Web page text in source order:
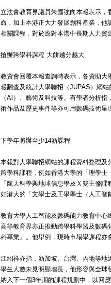
立法會教育界議員朱國強向本報表示
命，加上本港正大力發展創科產業，
相關課程，對於應對本港中長期人力資
搶辦跨學科課程 大餅越分越大
教資會回覆本報查詢時表示，各資助
報翻查及統計大學聯招（JUPAS）網
（AI）、藝術及科技等。有學者分析
術作品及歷史事件等亦可用數碼技術呈
下學年將辦至少14新課程
本報對大學聯招網站的課程資料整理
跨學科課程，例如香港大學的「理學
「航天科學與地球信息學及Ｘ雙主修
如港大的「文學士及工學學士（人工智
教育大學人工智能及數碼能力教育中心
高等教育界亦正推動跨學科學習及數
科專業」。他舉例，現時市場學課程亦
江紹祥亦指，新加坡、台灣、內地等
學生人數未見明顯增長，他形容與全球
納入下一個3年期的課程規劃中，以回